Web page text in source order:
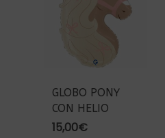
GLOBO PONY
CON HELIO
15,00€